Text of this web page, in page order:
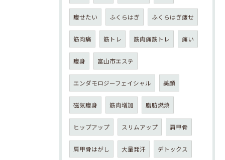
痩せたい ふくらはぎ ふくらはぎ痩せ
筋肉痛 筋トレ 筋肉痛筋トレ 痛い
痩身 富山市エステ
エンダモロジーフェイシャル 美顔
磁気痩身 筋肉増加 脂肪燃焼
ヒップアップ スリムアップ 肩甲骨
肩甲骨はがし 大量発汗 デトックス